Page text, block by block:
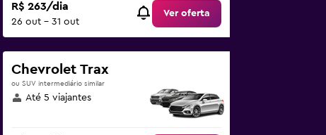
R$ 263/dia
26 out - 31 out
Ver oferta
Chevrolet Trax
ou SUV intermediário similar
Até 5 viajantes